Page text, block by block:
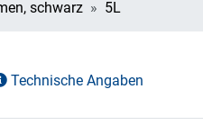
schwarz 5L
Technische Angaben